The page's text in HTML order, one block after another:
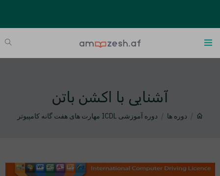
آشنایی با اکشن باتن
دوره ها دوره آموزشی ICDL مهارت های هفت گانه کامپیوتر